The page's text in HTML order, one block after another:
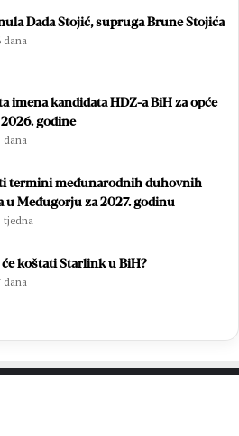
Dada Stojić, supruga Brune Stojića
dana
imena kandidata HDZ-a BiH za opće
godine
dana
termini međunarodnih duhovnih
u Međugorju za 2027. godinu
tjedna
koštati Starlink u BiH?
dana